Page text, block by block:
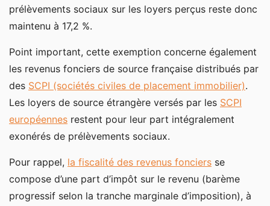
prélèvements sociaux sur les loyers perçus reste donc
maintenu à 17,2 %.
Point important, cette exemption concerne également
les revenus fonciers de source française distribués par
des SCPI (sociétés civiles de placement immobilier).
Les loyers de source étrangère versés par les SCPI
européennes restent pour leur part intégralement
exonérés de prélèvements sociaux.
Pour rappel, la fiscalité des revenus fonciers se
compose d’une part d’impôt sur le revenu (barème
progressif selon la tranche marginale d’imposition), à